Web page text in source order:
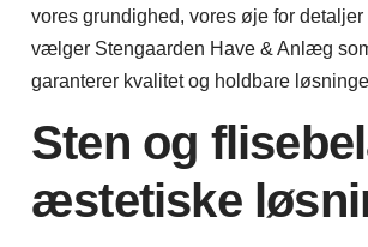
vores grundighed, vores øje for
vælger Stengaarden Have & Anlæg
garanterer kvalitet og holdbare
Sten og
æstetiske